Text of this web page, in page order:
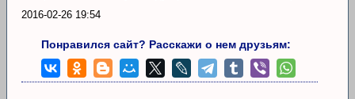
2016-02-26 19:54
Понравился сайт? Расскажи о нем друзьям: